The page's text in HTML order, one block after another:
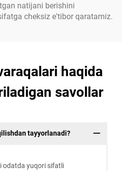
natijani berishini
cheksiz e'tibor qaratamiz.
haqida
savollar
tayyorlanadi?
odatda yuqori sifatli